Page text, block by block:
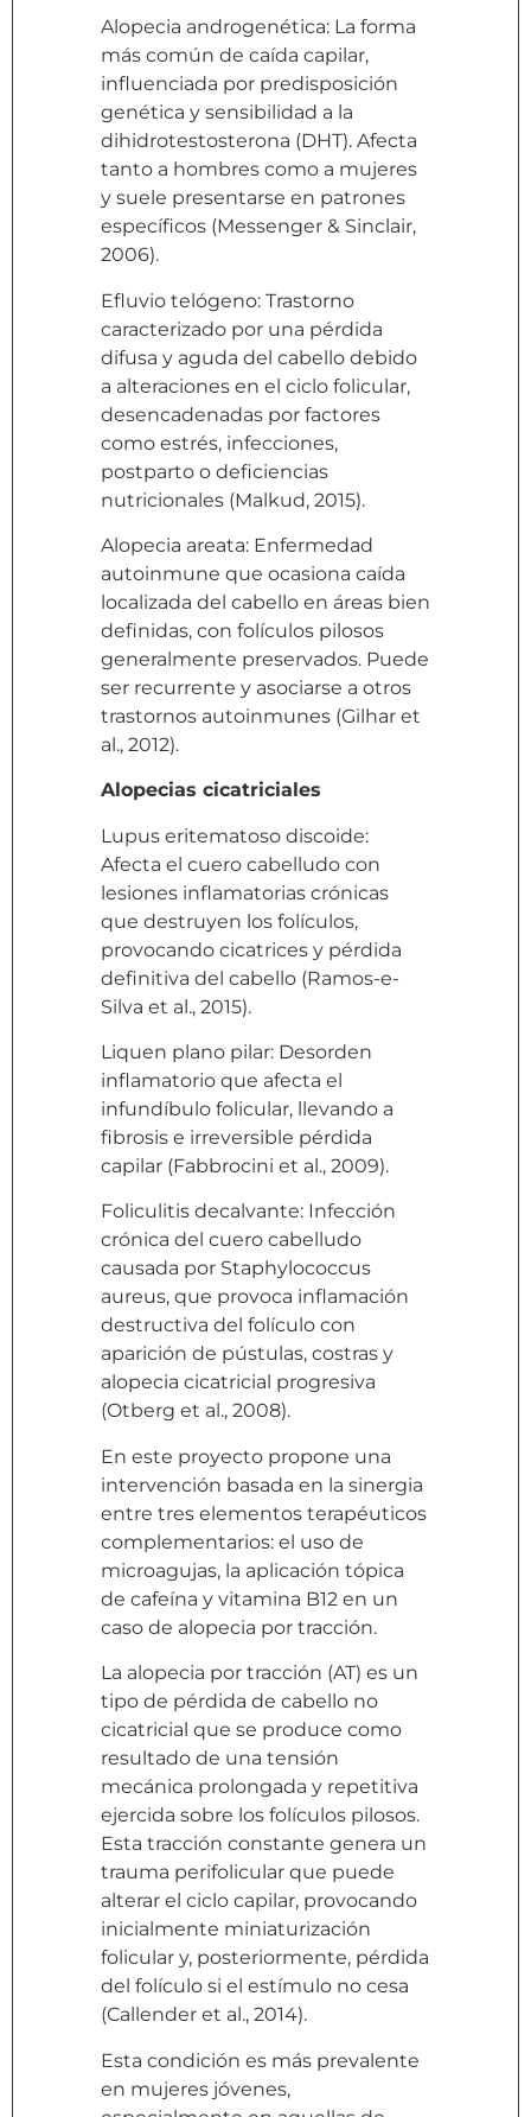
Alopecia androgenética: La forma
más común de caída capilar,
influenciada por predisposición
genética y sensibilidad a la
dihidrotestosterona (DHT). Afecta
tanto a hombres como a mujeres
y suele presentarse en patrones
específicos (Messenger & Sinclair,
2006).
Efluvio telógeno: Trastorno
caracterizado por una pérdida
difusa y aguda del cabello debido
a alteraciones en el ciclo folicular,
desencadenadas por factores
como estrés, infecciones,
postparto o deficiencias
nutricionales (Malkud, 2015).
Alopecia areata: Enfermedad
autoinmune que ocasiona caída
localizada del cabello en áreas bien
definidas, con folículos pilosos
generalmente preservados. Puede
ser recurrente y asociarse a otros
trastornos autoinmunes (Gilhar et
al., 2012).
Alopecias cicatriciales
Lupus eritematoso discoide:
Afecta el cuero cabelludo con
lesiones inflamatorias crónicas
que destruyen los folículos,
provocando cicatrices y pérdida
definitiva del cabello (Ramos-e-
Silva et al., 2015).
Liquen plano pilar: Desorden
inflamatorio que afecta el
infundíbulo folicular, llevando a
fibrosis e irreversible pérdida
capilar (Fabbrocini et al., 2009).
Foliculitis decalvante: Infección
crónica del cuero cabelludo
causada por Staphylococcus
aureus, que provoca inflamación
destructiva del folículo con
aparición de pústulas, costras y
alopecia cicatricial progresiva
(Otberg et al., 2008).
En este proyecto propone una
intervención basada en la sinergia
entre tres elementos terapéuticos
complementarios: el uso de
microagujas, la aplicación tópica
de cafeína y vitamina B12 en un
caso de alopecia por tracción.
La alopecia por tracción (AT) es un
tipo de pérdida de cabello no
cicatricial que se produce como
resultado de una tensión
mecánica prolongada y repetitiva
ejercida sobre los folículos pilosos.
Esta tracción constante genera un
trauma perifolicular que puede
alterar el ciclo capilar, provocando
inicialmente miniaturización
folicular y, posteriormente, pérdida
del folículo si el estímulo no cesa
(Callender et al., 2014).
Esta condición es más prevalente
en mujeres jóvenes,